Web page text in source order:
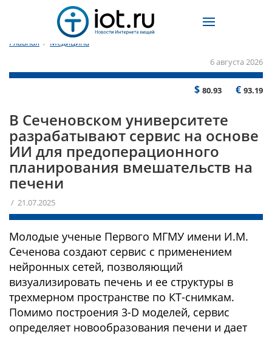
Главная / Медицина
6 августа 2026
$ 80.93 € 93.19
В Сеченовском университете
разрабатывают сервис на основе
ИИ для предоперационного
планирования вмешательств на
печени
/ 21.07.2025
Молодые ученые Первого МГМУ имени И.М.
Сеченова создают сервис с применением
нейронных сетей, позволяющий
визуализировать печень и ее структуры в
трехмерном пространстве по КТ-снимкам.
Помимо построения 3-D моделей, сервис
определяет новообразования печени и дает